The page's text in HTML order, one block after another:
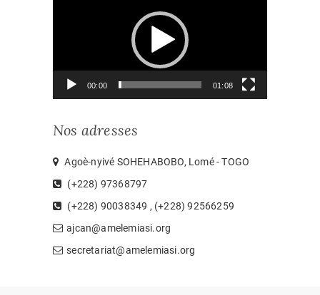
00:00 01:08
Nos adresses
Agoè-nyivé SOHEHABOBO, Lomé - TOGO
(+228) 97368797
(+228) 90038349 , (+228) 92566259
ajcan@amelemiasi.org
secretariat@amelemiasi.org